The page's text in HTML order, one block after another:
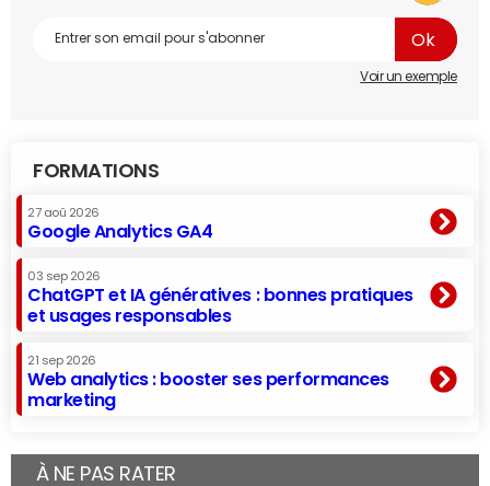
Voir un exemple
FORMATIONS
27 aoû 2026
Google Analytics GA4
03 sep 2026
ChatGPT et IA génératives : bonnes pratiques
et usages responsables
21 sep 2026
Web analytics : booster ses performances
marketing
À NE PAS RATER